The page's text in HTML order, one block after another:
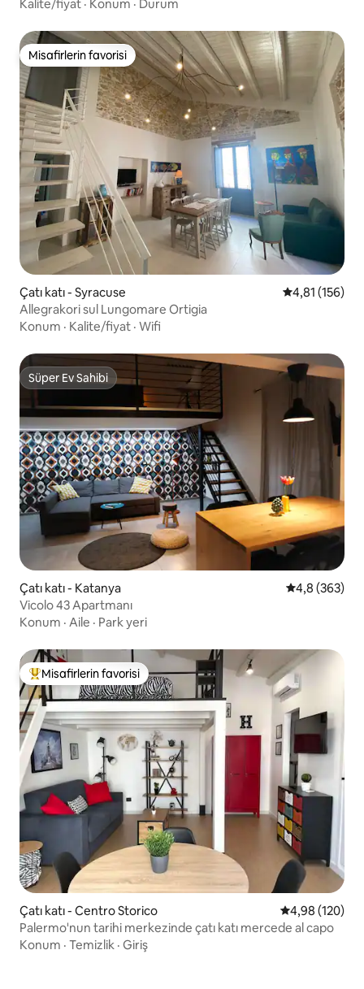
Kalite/fiyat · Konum · Durum
Misafirlerin favorisi
Misafirlerin favorisi
Çatı katı - Syracuse 5 üzerinden
4,81 (156)
Allegrakori sul Lungomare Ortigia
Konum · Kalite/fiyat · Wifi
Süper Ev Sahibi
Süper Ev Sahibi
Çatı katı - Katanya 5 üzerinden
4,8 (363)
Vicolo 43 Apartmanı
Konum · Aile · Park yeri
Misafirlerin favorilerinden en beğenilenler arasında
Misafirlerin favorisi
Çatı katı - Centro Storico 5 üzerinden
4,98 (120)
Palermo'nun tarihi merkezinde çatı katı mercede al capo
Konum · Temizlik · Giriş